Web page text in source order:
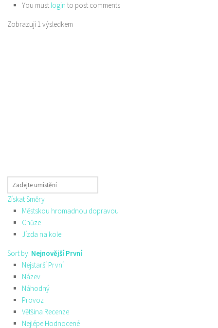
You must login to post comments
Zobrazuji 1 výsledkem
Získat Směry
Městskou hromadnou dopravou
Chůze
Jízda na kole
Sort by: Nejnovější První
Nejstarší První
Název
Náhodný
Provoz
Většina Recenze
Nejlépe Hodnocené